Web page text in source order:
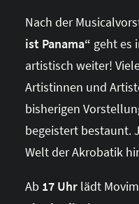
Nach der
ist Panama“ geht es
artistisch weiter!
Artistinnen und
bisherigen
begeistert bestaunt.
Welt der Akrobatik
Ab 17 Uhr lädt